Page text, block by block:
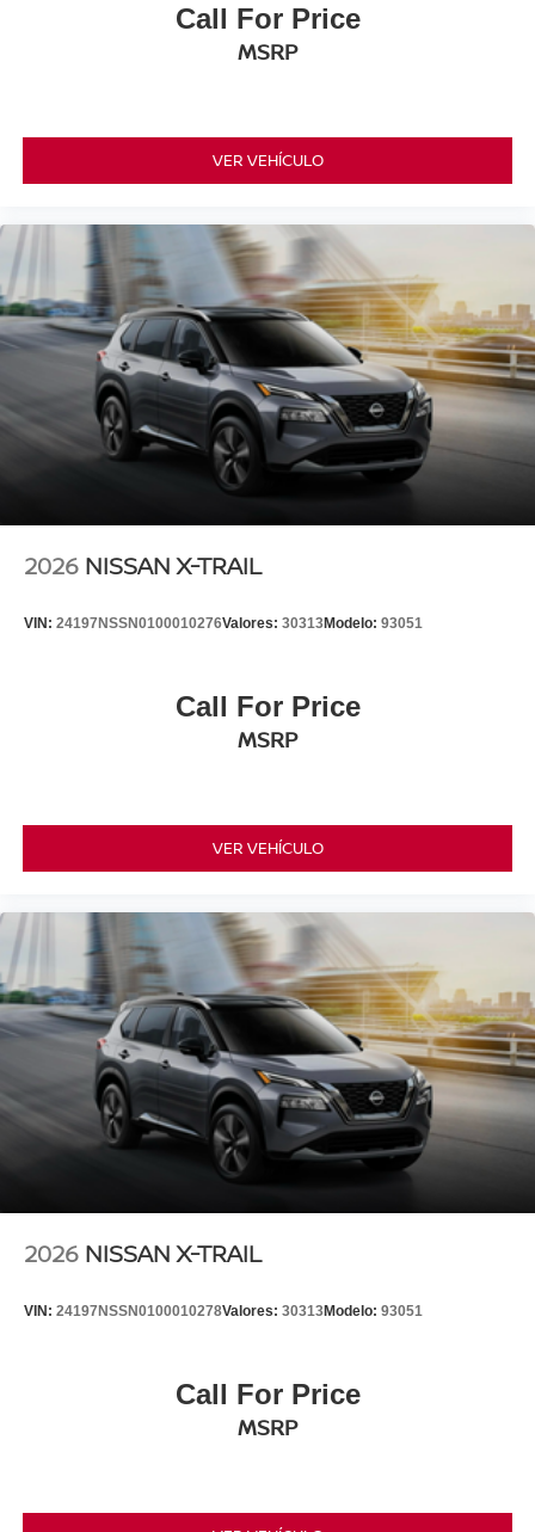
Call For Price
MSRP
VER VEHÍCULO
2026 NISSAN X-TRAIL
VIN: 24197NSSN0100010276Valores: 30313Modelo: 93051
Call For Price
MSRP
VER VEHÍCULO
2026 NISSAN X-TRAIL
VIN: 24197NSSN0100010278Valores: 30313Modelo: 93051
Call For Price
MSRP